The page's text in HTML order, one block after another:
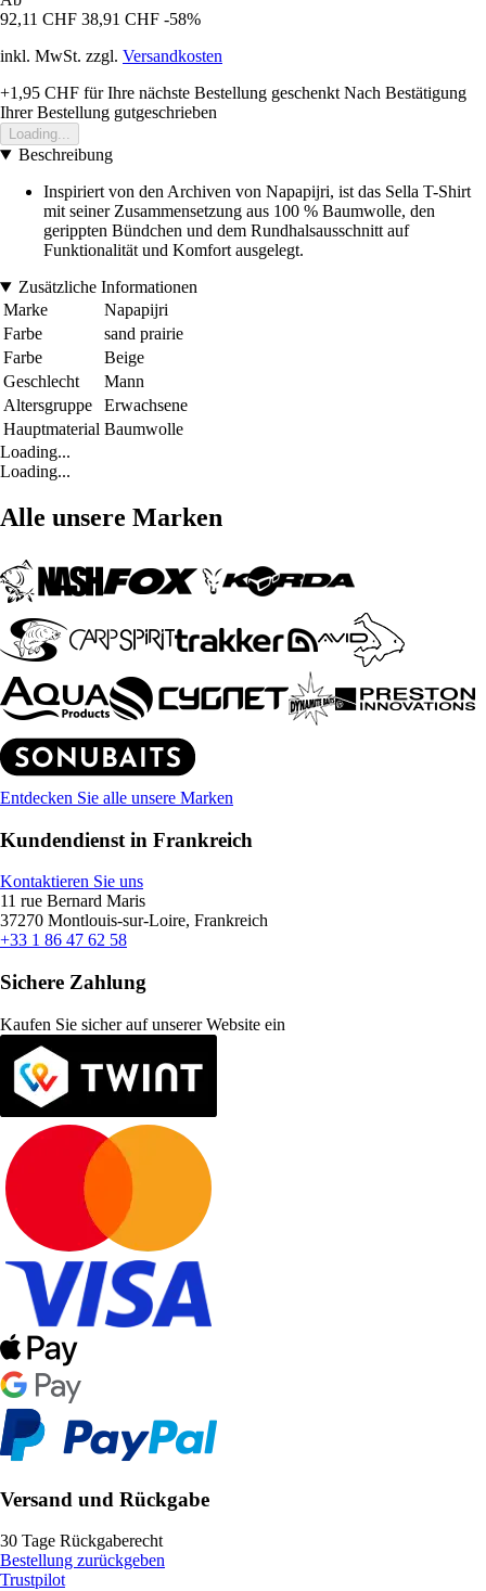
92,11 CHF 38,91 CHF -58%
inkl. MwSt. zzgl. Versandkosten
+1,95 CHF für Ihre nächste Bestellung geschenkt Nach Bestätigung
Ihrer Bestellung gutgeschrieben
Loading...
Beschreibung
Inspiriert von den Archiven von Napapijri, ist das Sella T-Shirt
mit seiner Zusammensetzung aus 100 % Baumwolle, den
gerippten Bündchen und dem Rundhalsausschnitt auf
Funktionalität und Komfort ausgelegt.
Zusätzliche Informationen
Marke
Napapijri
Farbe
sand prairie
Farbe
Beige
Geschlecht
Mann
Altersgruppe
Erwachsene
Hauptmaterial Baumwolle
Loading...
Loading...
Alle unsere Marken
Entdecken Sie alle unsere Marken
Kundendienst in Frankreich
Kontaktieren Sie uns
11 rue Bernard Maris
37270 Montlouis-sur-Loire, Frankreich
+33 1 86 47 62 58
Sichere Zahlung
Kaufen Sie sicher auf unserer Website ein
Versand und Rückgabe
30 Tage Rückgaberecht
Bestellung zurückgeben
Trustpilot